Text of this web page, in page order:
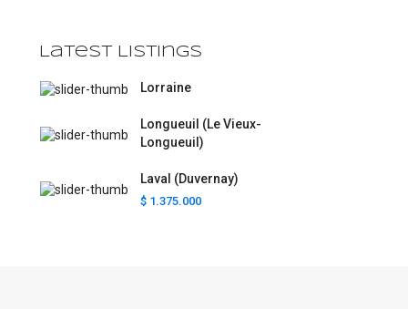
Latest Listings
Lorraine
Longueuil (Le Vieux-
Longueuil)
Laval (Duvernay)
$ 1.375.000